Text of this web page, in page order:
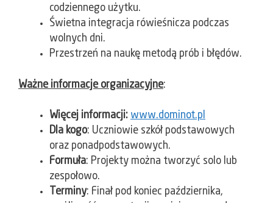
codziennego użytku.
Świetna integracja rówieśnicza podczas
wolnych dni.
Przestrzeń na naukę metodą prób i błędów.
Ważne informacje organizacyjne:
Więcej informacji: www.dominot.pl
Dla kogo: Uczniowie szkół podstawowych
oraz ponadpodstawowych.
Formuła: Projekty można tworzyć solo lub
zespołowo.
Terminy: Finał pod koniec października,